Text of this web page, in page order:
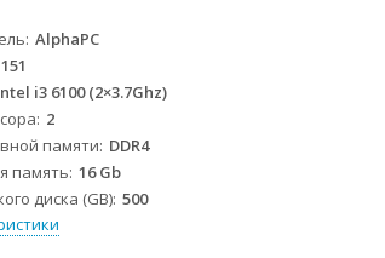
AlphaPC
i3 6100 (2×3.7Ghz)
2
памяти DDR4
память 16 Gb
диска (GB) 500